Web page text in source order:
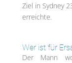
Ziel in Sydney
erreichte.
Wer ist für
Der Mann